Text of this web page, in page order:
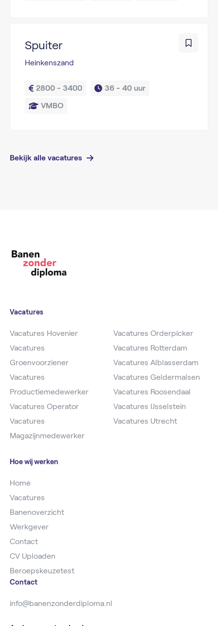
Spuiter
Heinkenszand
2800 - 3400 36 - 40 uur
VMBO
Bekijk alle vacatures
Vacatures
Vacatures Hovenier
Vacatures
Groenvoorziener
Vacatures
Productiemedewerker
Vacatures Operator
Vacatures
Magazijnmedewerker
Vacatures Orderpicker
Vacatures Rotterdam
Vacatures Alblasserdam
Vacatures Geldermalsen
Vacatures Roosendaal
Vacatures IJsselstein
Vacatures Utrecht
Hoe wij werken
Home
Vacatures
Banenoverzicht
Werkgever
Contact
CV Uploaden
Beroepskeuzetest
Contact
info@banenzonderdiploma.nl